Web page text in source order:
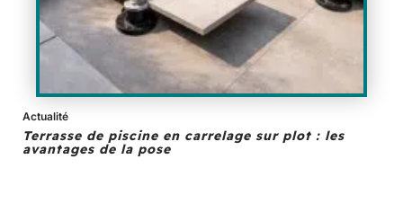
Actualité
Terrasse de piscine en carrelage sur plot : les
avantages de la pose